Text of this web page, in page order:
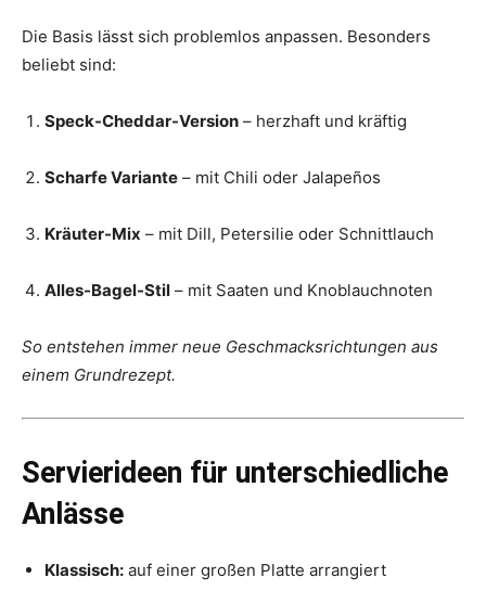
Die Basis lässt sich problemlos anpassen. Besonders
beliebt sind:
Speck-Cheddar-Version – herzhaft und kräftig
Scharfe Variante – mit Chili oder Jalapeños
Kräuter-Mix – mit Dill, Petersilie oder Schnittlauch
Alles-Bagel-Stil – mit Saaten und Knoblauchnoten
So entstehen immer neue Geschmacksrichtungen aus
einem Grundrezept.
Servierideen für unterschiedliche
Anlässe
Klassisch: auf einer großen Platte arrangiert